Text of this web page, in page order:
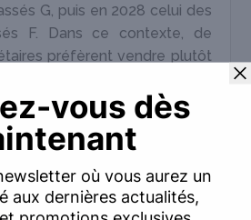
G, puis en 2028 celui des
F. Dans ce contexte, de
préfèrent vendre plutôt
leur permettant de relever
de leur bien, afin de
sur investissement
– vous détenez un bien locatif
vous pourriez être tenté(e)